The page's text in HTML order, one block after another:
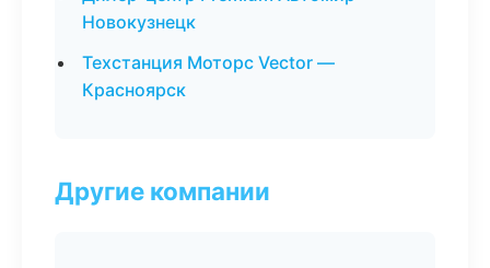
Новокузнецк
Техстанция Моторс Vector —
Красноярск
Другие компании